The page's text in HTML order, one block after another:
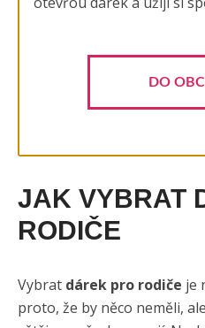
DO
JAK VYBRAT
RODIČE
Vybrat dárek pro rodiče je
proto, že by něco neměli,